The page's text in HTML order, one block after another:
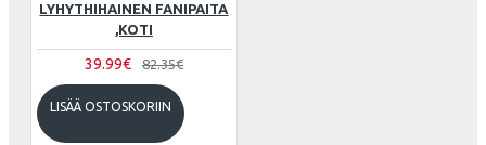
LYHYTHIHAINEN FANIPAITA
,KOTI
39.99€ 82.35€
LISÄÄ OSTOSKORIIN